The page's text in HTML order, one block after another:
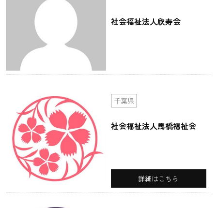
社会福祉法人欣寿会
千葉県
社会福祉法人馬橋福祉会
詳細はこちら